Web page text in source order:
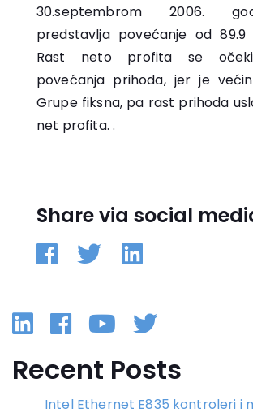
30.septembrom 2006.
predstavlja povećanje od 89.9
Rast neto profita se
povećanja prihoda, jer je
Grupe fiksna, pa rast prihoda
net profita. .
Share via social
Linkedin
Facebook
YouTube
Twitter
Recent Posts
Intel Ethernet E835 kontroleri i